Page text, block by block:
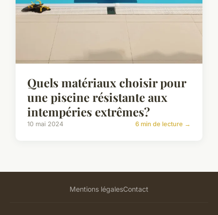
Quels matériaux choisir pour
une piscine résistante aux
intempéries extrêmes?
10 mai 2024 6 min de lecture →
Mentions légalesContact